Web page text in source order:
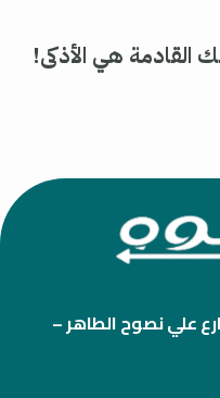
القادمة هي الأذكى!
علي نصوح الطاهر –